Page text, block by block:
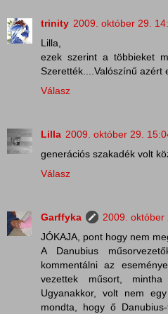
trinity 2009. október 29.
Lilla,
ezek szerint a többieket
Szerették....Valószínű azért
Válasz
Lilla 2009. október 29.
generációs szakadék volt
Válasz
Garffyka
2009. október
JÓKAJA, pont hogy nem
A Danubius
kommentálni az
vezettek műsort,
Ugyanakkor, volt nem
mondta, hogy ő